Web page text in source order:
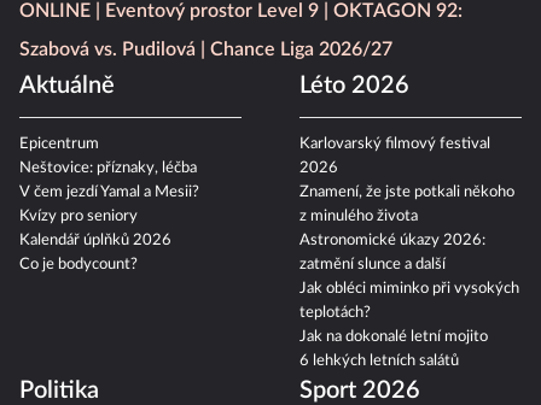
ONLINE
Eventový prostor Level 9
OKTAGON 92:
Szabová vs. Pudilová
Chance Liga 2026/27
Aktuálně
Epicentrum
Neštovice: příznaky, léčba
V čem jezdí Yamal a Mesii?
Kvízy pro seniory
Kalendář úplňků 2026
Co je bodycount?
Léto 2026
Karlovarský filmový festival
2026
Znamení, že jste potkali někoho
z minulého života
Astronomické úkazy 2026:
zatmění slunce a další
Jak obléci miminko při vysokých
teplotách?
Jak na dokonalé letní mojito
6 lehkých letních salátů
Politika Sport 2026